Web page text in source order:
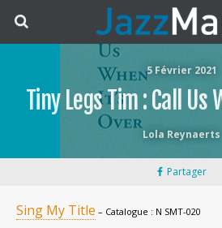
5 Février 2021
Tiny Legs Tim : Call Us
Lola Reynaerts
Partager
Sing My Title – Catalogue : N SMT-020